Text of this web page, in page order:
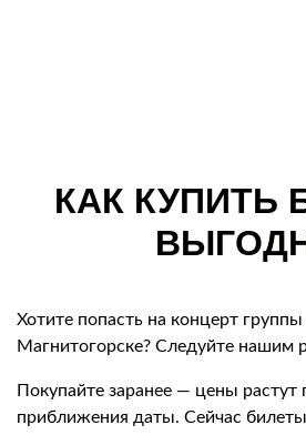
КАК КУПИТЬ
Хотите попасть на концерт
Магнитогорске? Следуйте нашим
Покупайте заранее — цены растут
приближения даты. Сейчас